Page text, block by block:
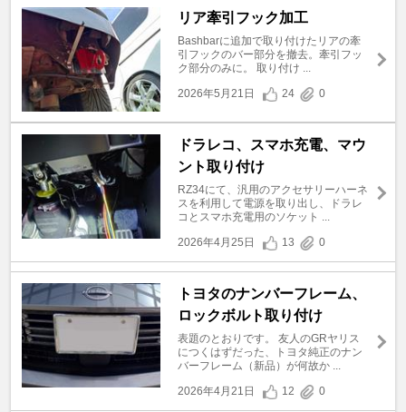
リア牽引フック加工
Bashbarに追加で取り付けたリアの牽
引フックのバー部分を撤去。牽引フッ
ク部分のみに。 取り付け ...
2026年5月21日
24 0
ドラレコ、スマホ充電、マウ
ント取り付け
RZ34にて、汎用のアクセサリーハーネ
スを利用して電源を取り出し、ドラレ
コとスマホ充電用のソケット ...
2026年4月25日
13 0
トヨタのナンバーフレーム、
ロックボルト取り付け
表題のとおりです。 友人のGRヤリス
につくはずだった、トヨタ純正のナン
バーフレーム（新品）が何故か ...
2026年4月21日
12 0